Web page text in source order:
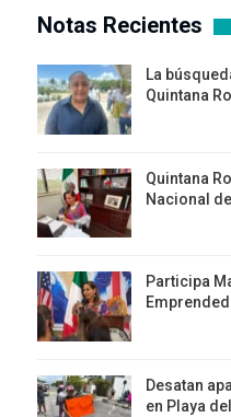
Notas Recientes
La
Quintana
Quintana
Nacional
Participa
Desatan
en Playa